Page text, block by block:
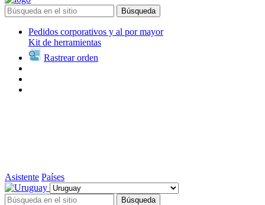
Búsqueda
Pedidos corporativos y al por mayor
Kit de herramientas
Rastrear orden
Asistente Países
Búsqueda